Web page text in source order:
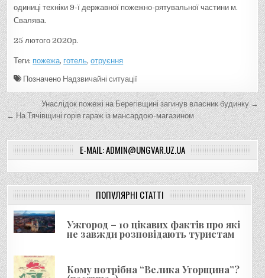
одиниці техніки 9-ї державної пожежно-рятувальної частини м.
Свалява.
25 лютого 2020р.
Теги: пожежа, готель,отруєння
Позначено Надзвичайні ситуації
Н
а
в
і
г
а
ц
і
я
з
а
Унаслідок пожежі на Берегівщині загинув власник будинку →
← На Тячівщині горів гараж із мансардою-магазином
E-MAIL: ADMIN@UNGVAR.UZ.UA
ПОПУЛЯРНІ СТАТТІ
Ужгород – 10 цікавих фактів про які
не завжди розповідають туристам
Кому потрібна “Велика Угорщина”?